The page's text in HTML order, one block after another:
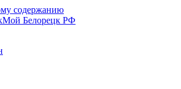
содержанию
Мой Белорецк РФ